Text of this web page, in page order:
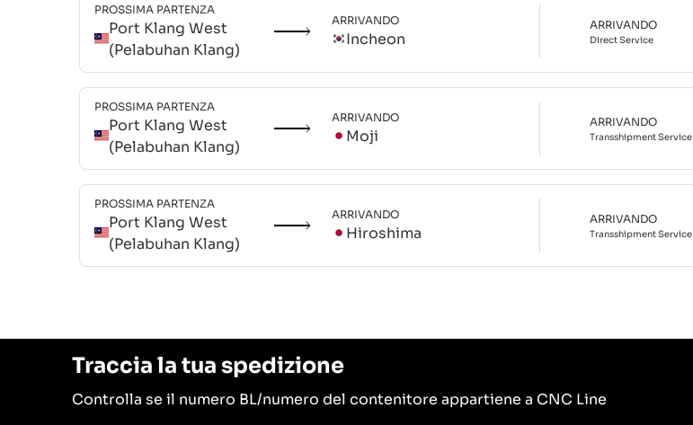
PROSSIMA PARTENZA
Port Klang West
(Pelabuhan Klang)
ARRIVANDO
Incheon
ARRIVANDO
DirectService
PROSSIMA PARTENZA
Port Klang West
(Pelabuhan Klang)
ARRIVANDO
Moji
ARRIVANDO
TransshipmentService
PROSSIMA PARTENZA
Port Klang West
(Pelabuhan Klang)
ARRIVANDO
Hiroshima
ARRIVANDO
TransshipmentService
Traccia la tua spedizione
Controlla se il numero BL/numero del contenitore appartiene a CNC Line